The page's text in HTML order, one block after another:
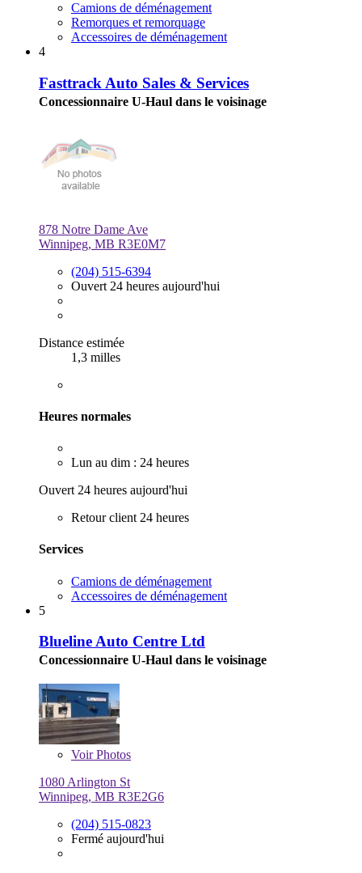
Camions de déménagement
Remorques et remorquage
Accessoires de déménagement
4
Fasttrack Auto Sales & Services
Concessionnaire U-Haul dans le voisinage
878 Notre Dame Ave
Winnipeg, MB R3E0M7
(204) 515-6394
Ouvert 24 heures aujourd'hui
Distance estimée
1,3 milles
Heures normales
Lun au dim : 24 heures
Ouvert 24 heures aujourd'hui
Retour client 24 heures
Services
Camions de déménagement
Accessoires de déménagement
5
Blueline Auto Centre Ltd
Concessionnaire U-Haul dans le voisinage
VoirPhotos
1080 Arlington St
Winnipeg, MB R3E2G6
(204) 515-0823
Fermé aujourd'hui